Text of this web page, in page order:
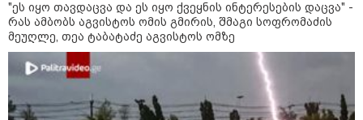
16:49 / 09-08-2026
ქუთაისში, ბრალდებული
დაზარალებულის ბინაში შეიჭრა
და შეეცადა ოქროს
სამკაულების დაუფლებას -
დეტალებს პროკურატურა
ასაჯაროებს
"ეს იყო თავდაცვა და ეს იყო ქვეყნის ინტერესების დაცვა" -
რას ამბობს აგვისტოს ომის გმირის, შმაგი სოფრომაძის
მეუღლე, თეა ტაბატაძე აგვისტოს ომზე